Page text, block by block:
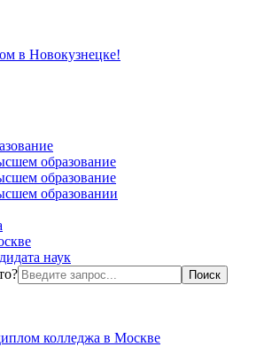
в Новокузнецке!
образование
образование
образовании
наук
колледжа в Москве